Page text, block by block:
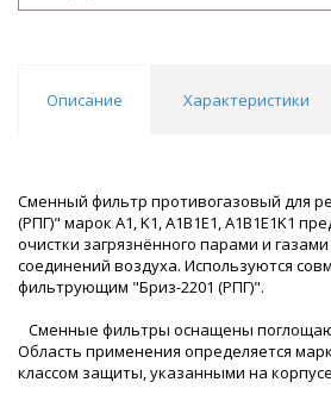
Описание Характеристики
Сменный фильтр противогазовый для
(РПГ)" марок A1, K1, A1B1E1, A1B1E1K1
очистки загрязнённого парами и
соединений воздуха. Используются
фильтрующим "Бриз-2201 (РПГ)".
Сменные фильтры оснащены
Область применения определяется
классом защиты, указанными на